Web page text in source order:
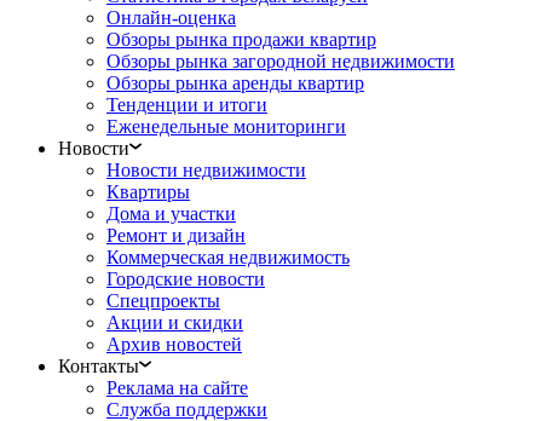
Онлайн-оценка
Обзоры рынка продажи квартир
Обзоры рынка загородной недвижимости
Обзоры рынка аренды квартир
Тенденции и итоги
Еженедельные мониторинги
Новости
Новости недвижимости
Квартиры
Дома и участки
Ремонт и дизайн
Коммерческая недвижимость
Городские новости
Спецпроекты
Акции и скидки
Архив новостей
Контакты
Реклама на сайте
Служба поддержки